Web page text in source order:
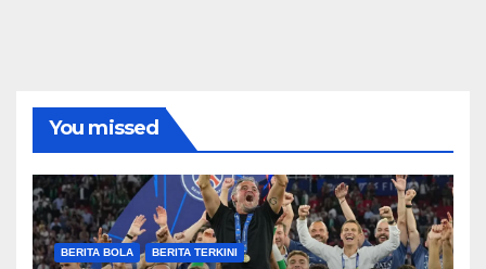
You missed
BERITA BOLA BERITA TERKINI